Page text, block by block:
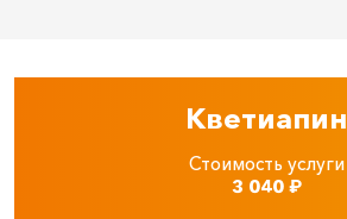
Кветиапин
Стоимость услуги
3 040₽